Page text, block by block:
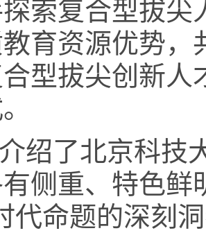
索复合型拔
育资源优势，
型拔尖创新人
绍了北京科技
侧重、特色鲜
代命题的深刻